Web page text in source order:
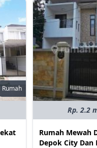
Rumah
Rp. 2.2
Rumah Mewah
Depok City